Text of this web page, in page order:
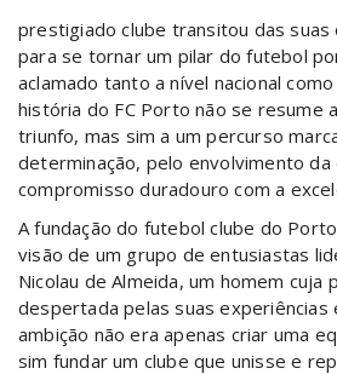
prestigiado clube transitou das
para se tornar um pilar do futebol
aclamado tanto a nível nacional
história do FC Porto não se resume
triunfo, mas sim a um percurso
determinação, pelo envolvimento da
compromisso duradouro com a
A fundação do futebol clube do
visão de um grupo de entusiastas
Nicolau de Almeida, um homem cuja
despertada pelas suas experiências
ambição não era apenas criar uma
sim fundar um clube que unisse e